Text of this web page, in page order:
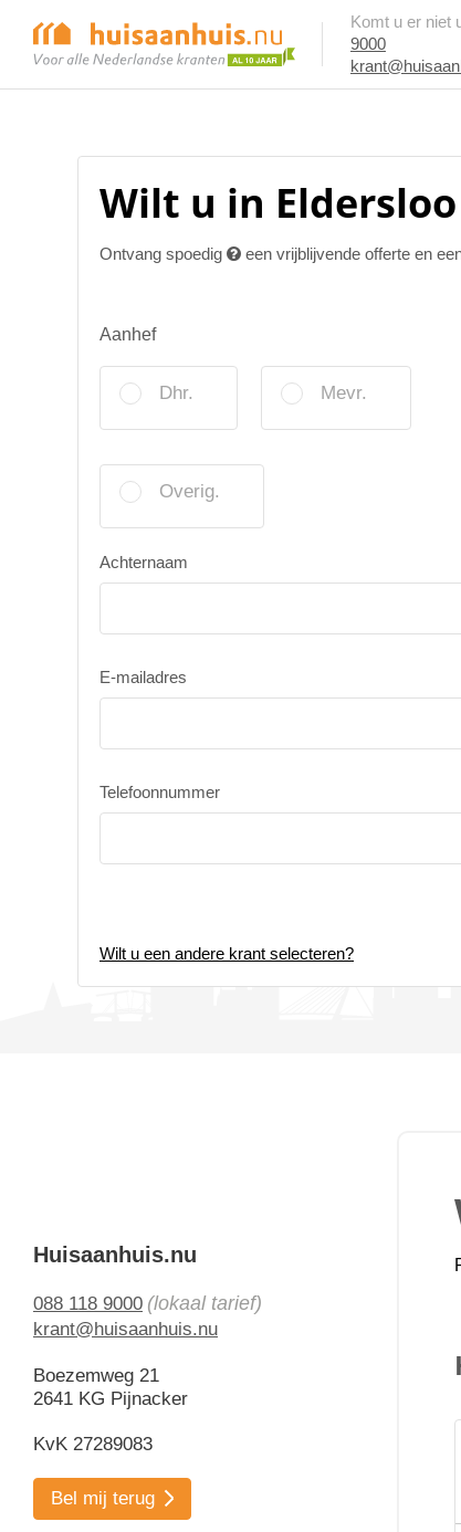
Komt u er niet
9000
Wilt u in
Ontvang spoedig een vrijblijvende offerte en
Aanhef
Dhr. Mevr.
Overig.
Achternaam
E-mailadres
Telefoonnummer
Wilt u een andere krant selecteren?
Huisaanhuis.nu
088 118 9000 (lokaal tarief)
krant@huisaanhuis.nu
Boezemweg 21
2641 KG Pijnacker
KvK 27289083
Bel mij terug